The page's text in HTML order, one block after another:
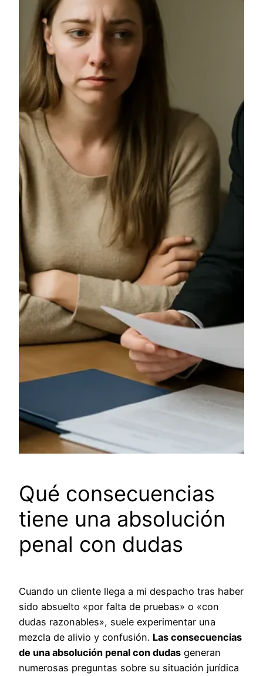
Qué consecuencias
tiene una absolución
penal con dudas
Cuando un cliente llega a mi despacho tras haber
sido absuelto «por falta de pruebas» o «con
dudas razonables», suele experimentar una
mezcla de alivio y confusión. Las consecuencias
de una absolución penal con dudas generan
numerosas preguntas sobre su situación jurídica